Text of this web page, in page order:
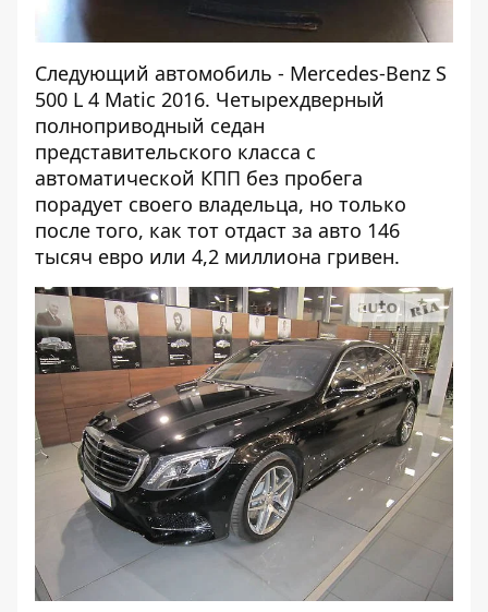
Следующий автомобиль - Mercedes-Benz S
500 L 4 Matic 2016. Четырехдверный
полноприводный седан
представительского класса с
автоматической КПП без пробега
порадует своего владельца, но только
после того, как тот отдаст за авто 146
тысяч евро или 4,2 миллиона гривен.